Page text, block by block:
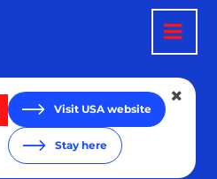
Visit USA website
Stay here